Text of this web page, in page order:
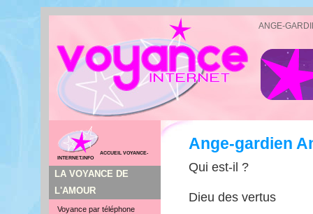
ANGE-
ACCUEIL VOYANCE-
INTERNET.INFO
LA VOYANCE DE
L'AMOUR
Voyance par téléphone
Ange-gardien
Qui est-il ?
Dieu des vertus